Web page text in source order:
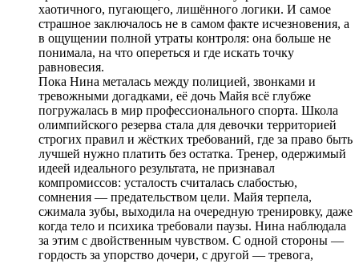
хаотичного, пугающего, лишённого логики. И самое
страшное заключалось не в самом факте исчезновения, а
в ощущении полной утраты контроля: она больше не
понимала, на что опереться и где искать точку
равновесия.
Пока Нина металась между полицией, звонками и
тревожными догадками, её дочь Майя всё глубже
погружалась в мир профессионального спорта. Школа
олимпийского резерва стала для девочки территорией
строгих правил и жёстких требований, где за право быть
лучшей нужно платить без остатка. Тренер, одержимый
идеей идеального результата, не признавал
компромиссов: усталость считалась слабостью,
сомнения — предательством цели. Майя терпела,
сжимала зубы, выходила на очередную тренировку, даже
когда тело и психика требовали паузы. Нина наблюдала
за этим с двойственным чувством. С одной стороны —
гордость за упорство дочери, с другой — тревога,